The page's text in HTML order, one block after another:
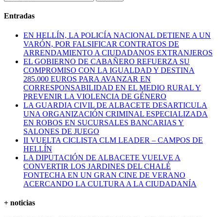
Entradas
EN HELLÍN, LA POLICÍA NACIONAL DETIENE A UN
VARÓN, POR FALSIFICAR CONTRATOS DE
ARRENDAMIENTO A CIUDADANOS EXTRANJEROS
EL GOBIERNO DE CABAÑERO REFUERZA SU
COMPROMISO CON LA IGUALDAD Y DESTINA
285.000 EUROS PARA AVANZAR EN
CORRESPONSABILIDAD EN EL MEDIO RURAL Y
PREVENIR LA VIOLENCIA DE GÉNERO
LA GUARDIA CIVIL DE ALBACETE DESARTICULA
UNA ORGANIZACIÓN CRIMINAL ESPECIALIZADA
EN ROBOS EN SUCURSALES BANCARIAS Y
SALONES DE JUEGO
II VUELTA CICLISTA CLM LEADER – CAMPOS DE
HELLÍN
LA DIPUTACIÓN DE ALBACETE VUELVE A
CONVERTIR LOS JARDINES DEL CHALÉ
FONTECHA EN UN GRAN CINE DE VERANO
ACERCANDO LA CULTURA A LA CIUDADANÍA
+ noticias